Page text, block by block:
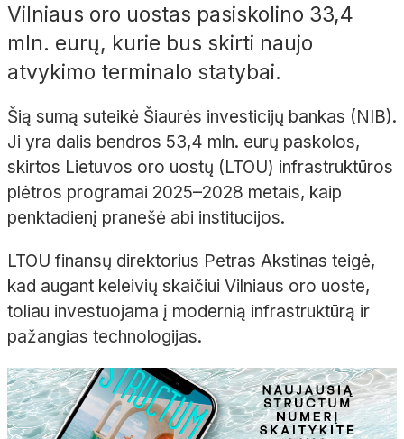
Vilniaus oro uostas pasiskolino 33,4
mln. eurų, kurie bus skirti naujo
atvykimo terminalo statybai.
Šią sumą suteikė Šiaurės investicijų bankas (NIB).
Ji yra dalis bendros 53,4 mln. eurų paskolos,
skirtos Lietuvos oro uostų (LTOU) infrastruktūros
plėtros programai 2025–2028 metais, kaip
penktadienį pranešė abi institucijos.
LTOU finansų direktorius Petras Akstinas teigė,
kad augant keleivių skaičiui Vilniaus oro uoste,
toliau investuojama į modernią infrastruktūrą ir
pažangias technologijas.